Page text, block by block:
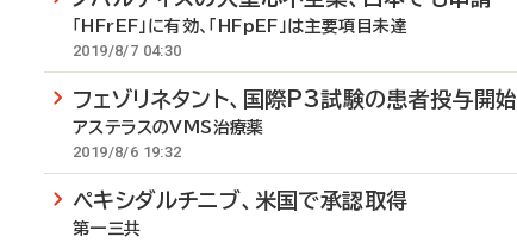
「HFrEF」に有効、「HFpEF」は主要項目未達
2019/8/7 04:30
フェゾリネタント、国際P3試験の患者投与開始
アステラスのVMS治療薬
2019/8/6 19:32
ペキシダルチニブ、米国で承認取得
第一三共